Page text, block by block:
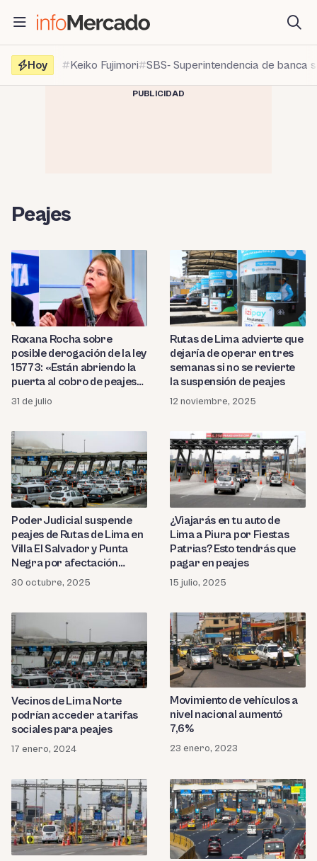
contenido
Hoy
Keiko Fujimori SBS- Superintendencia de banca
PUBLICIDAD
Peajes
Roxana Rocha sobre
posible derogación de la ley
15773: «Están abriendo la
puerta al cobro de peajes
sin vías alternas»
31 de julio
Rutas de Lima advierte que
dejaría de operar en tres
semanas si no se revierte
la suspensión de peajes
12 noviembre, 2025
Poder Judicial suspende
peajes de Rutas de Lima en
Villa El Salvador y Punta
Negra por afectación
económica
30 octubre, 2025
¿Viajarás en tu auto de
Lima a Piura por Fiestas
Patrias? Esto tendrás que
pagar en peajes
15 julio, 2025
Vecinos de Lima Norte
podrían acceder a tarifas
sociales para peajes
17 enero, 2024
Movimiento de vehículos a
nivel nacional aumentó
7,6%
23 enero, 2023